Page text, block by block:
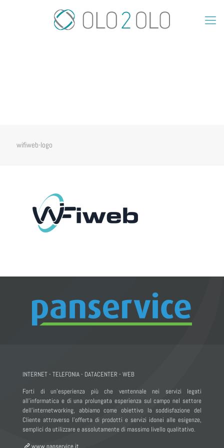
wifiweb-logo
INTERNET - TELEFONIA - DATACENTER - WEB
Forti di un’esperienza più che ventennale nei servizi legati
all’informatica e di una prolungata esperienza sul campo nel settore
dell’internetworking, abbiamo come obiettivo la soddisfazione del
Cliente attraverso l’offerta di prodotti e servizi idonei alle esigenze,
semplici da utilizzare e assolutamente di massimo livello qualitativo.
www.panservice.it